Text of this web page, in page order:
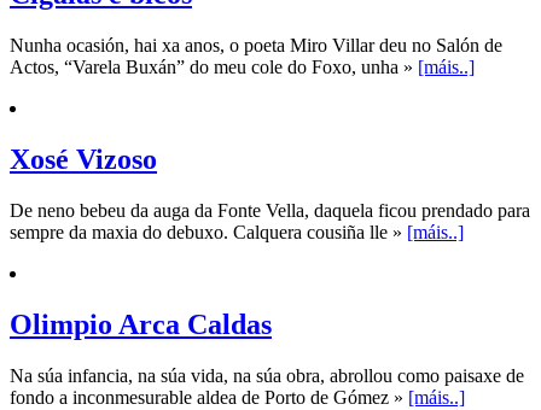
Nunha ocasión, hai xa anos, o poeta Miro Villar deu no Salón de
Actos, “Varela Buxán” do meu cole do Foxo, unha » [máis..]
Xosé Vizoso
De neno bebeu da auga da Fonte Vella, daquela ficou prendado para
sempre da maxia do debuxo. Calquera cousiña lle » [máis..]
Olimpio Arca Caldas
Na súa infancia, na súa vida, na súa obra, abrollou como paisaxe de
fondo a inconmesurable aldea de Porto de Gómez » [máis..]